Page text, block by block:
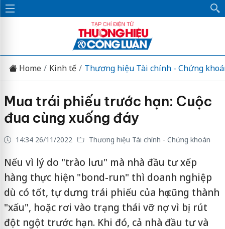
Home Kinh tế Thương hiệu Tài chính - Chứng
Mua trái phiếu trước hạn: Cuộc
đua cùng xuống đáy
14:34 26/11/2022 Thương hiệu Tài chính - Chứng khoán
Nếu vì lý do "trào lưu" mà nhà đầu tư xếp
hàng thực hiện "bond-run" thì doanh nghiệp
dù có tốt, tự dưng trái phiếu của họ cũng thành
"xấu", hoặc rơi vào trạng thái vỡ nợ vì bị rút
đột ngột trước hạn. Khi đó, cả nhà đầu tư và